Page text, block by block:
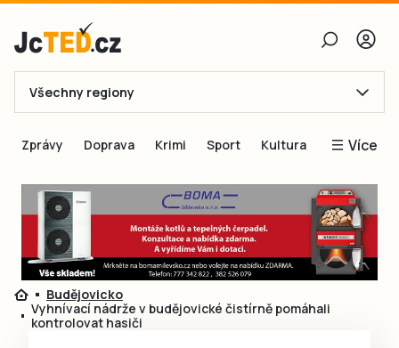
E-mail
Obnovit heslo
Přihlásit se
Přihlásit se přes Facebook
Všechny regiony
Zprávy Doprava Krimi Sport Kultura Více
Blogy
Inspirace
Čtenáři píší
Speciální přílohy
Budějovicko
Vyhnívací nádrže v budějovické čistírně pomáhali
kontrolovat hasiči